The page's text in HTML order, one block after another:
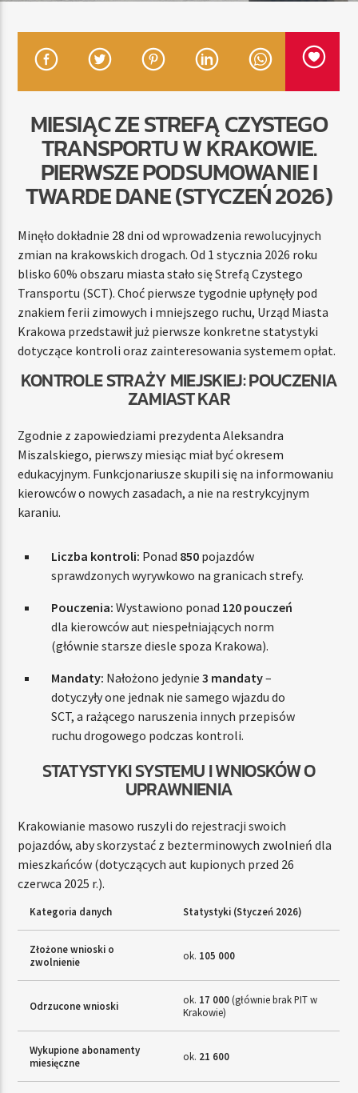
TERAZ
RADIO STREFA MUZY
Radio Strefa Muzy
MIESIĄC ZE STREFĄ CZYSTEGO
TRANSPORTU W KRAKOWIE.
PIERWSZE PODSUMOWANIE I
TWARDE DANE (STYCZEŃ 2026)
Minęło dokładnie 28 dni od wprowadzenia rewolucyjnych
zmian na krakowskich drogach. Od 1 stycznia 2026 roku
blisko 60% obszaru miasta stało się Strefą Czystego
Transportu (SCT). Choć pierwsze tygodnie upłynęły pod
znakiem ferii zimowych i mniejszego ruchu, Urząd Miasta
Krakowa przedstawił już pierwsze konkretne statystyki
dotyczące kontroli oraz zainteresowania systemem opłat.
KONTROLE STRAŻY MIEJSKIEJ: POUCZENIA
ZAMIAST KAR
Zgodnie z zapowiedziami prezydenta Aleksandra
Miszalskiego, pierwszy miesiąc miał być okresem
edukacyjnym. Funkcjonariusze skupili się na informowaniu
kierowców o nowych zasadach, a nie na restrykcyjnym
karaniu.
Liczba kontroli: Ponad 850 pojazdów
sprawdzonych wyrywkowo na granicach strefy.
Pouczenia: Wystawiono ponad 120 pouczeń
dla kierowców aut niespełniających norm
(głównie starsze diesle spoza Krakowa).
Mandaty: Nałożono jedynie3 mandaty–
dotyczyły one jednak nie samego wjazdu do
SCT, a rażącego naruszenia innych przepisów
ruchu drogowego podczas kontroli.
STATYSTYKI SYSTEMU I WNIOSKÓW O
UPRAWNIENIA
Krakowianie masowo ruszyli do rejestracji swoich
pojazdów, aby skorzystać z bezterminowych zwolnień dla
mieszkańców (dotyczących aut kupionych przed 26
czerwca 2025 r.).
Kategoria danych Statystyki (Styczeń 2026)
Złożone wnioski o
zwolnienie
ok. 105 000
Odrzucone wnioski ok. 17 000(głównie brak PIT w
Krakowie)
Wykupione abonamenty
miesięczne
ok. 21 600